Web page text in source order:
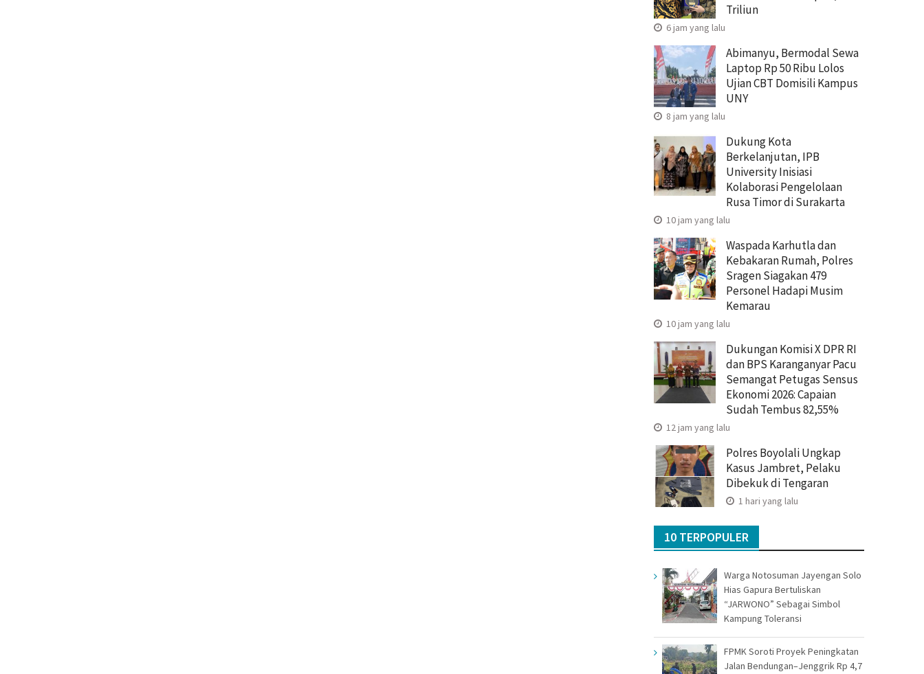
Triliun
6 jam yang lalu
Abimanyu, Bermodal Sewa
Laptop Rp 50 Ribu Lolos
Ujian CBT Domisili Kampus
UNY
8 jam yang lalu
Dukung Kota
Berkelanjutan, IPB
University Inisiasi
Kolaborasi Pengelolaan
Rusa Timor di Surakarta
10 jam yang lalu
Waspada Karhutla dan
Kebakaran Rumah, Polres
Sragen Siagakan 479
Personel Hadapi Musim
Kemarau
10 jam yang lalu
Dukungan Komisi X DPR RI
dan BPS Karanganyar Pacu
Semangat Petugas Sensus
Ekonomi 2026: Capaian
Sudah Tembus 82,55%
12 jam yang lalu
Polres Boyolali Ungkap
Kasus Jambret, Pelaku
Dibekuk di Tengaran
1 hari yang lalu
10 TERPOPULER
Warga Notosuman Jayengan Solo
Hias Gapura Bertuliskan
“JARWONO” Sebagai Simbol
Kampung Toleransi
FPMK Soroti Proyek Peningkatan
Jalan Bendungan–Jenggrik Rp 4,7